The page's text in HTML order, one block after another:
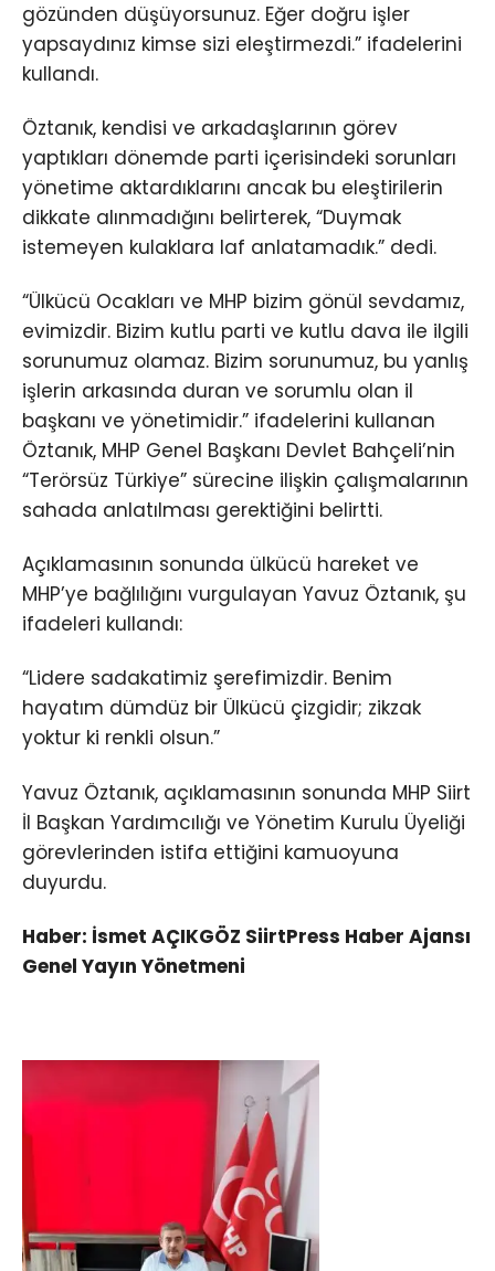
gözünden düşüyorsunuz. Eğer doğru işler
yapsaydınız kimse sizi eleştirmezdi.” ifadelerini
kullandı.
Öztanık, kendisi ve arkadaşlarının görev
yaptıkları dönemde parti içerisindeki sorunları
yönetime aktardıklarını ancak bu eleştirilerin
dikkate alınmadığını belirterek, “Duymak
istemeyen kulaklara laf anlatamadık.” dedi.
“Ülkücü Ocakları ve MHP bizim gönül sevdamız,
evimizdir. Bizim kutlu parti ve kutlu dava ile ilgili
sorunumuz olamaz. Bizim sorunumuz, bu yanlış
işlerin arkasında duran ve sorumlu olan il
başkanı ve yönetimidir.” ifadelerini kullanan
Öztanık, MHP Genel Başkanı Devlet Bahçeli’nin
“Terörsüz Türkiye” sürecine ilişkin çalışmalarının
sahada anlatılması gerektiğini belirtti.
Açıklamasının sonunda ülkücü hareket ve
MHP’ye bağlılığını vurgulayan Yavuz Öztanık, şu
ifadeleri kullandı:
“Lidere sadakatimiz şerefimizdir. Benim
hayatım dümdüz bir Ülkücü çizgidir; zikzak
yoktur ki renkli olsun.”
Yavuz Öztanık, açıklamasının sonunda MHP Siirt
İl Başkan Yardımcılığı ve Yönetim Kurulu Üyeliği
görevlerinden istifa ettiğini kamuoyuna
duyurdu.
Haber: İsmet AÇIKGÖZ SiirtPress Haber Ajansı
Genel Yayın Yönetmeni